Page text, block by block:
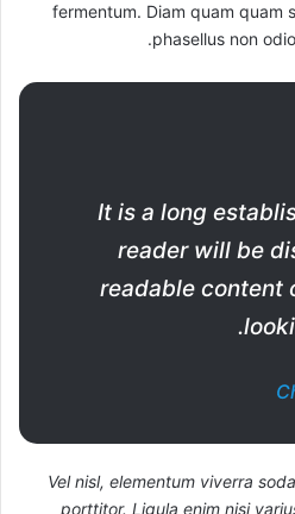
fermentum. Diam quam quam
phasellus non
It is a long
reader will be
readable content
Vel nisl, elementum viverra
porttitor. Ligula enim nisi